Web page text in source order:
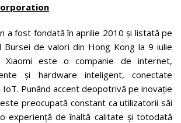
a fost fondată în aprilie 2010 și listată pe
Bursei de valori din Hong Kong la 9 iulie
Xiaomi este o companie de internet,
și hardware inteligent, conectate
Punând accent deopotrivă pe inovație
preocupată constant ca utilizatorii săi
experiență de înaltă calitate și totodată